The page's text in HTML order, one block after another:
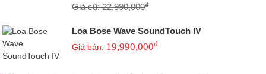
Giá cũ: 22,990,000đ
Loa Bose Wave SoundTouch IV
Giá bán: 19,990,000đ